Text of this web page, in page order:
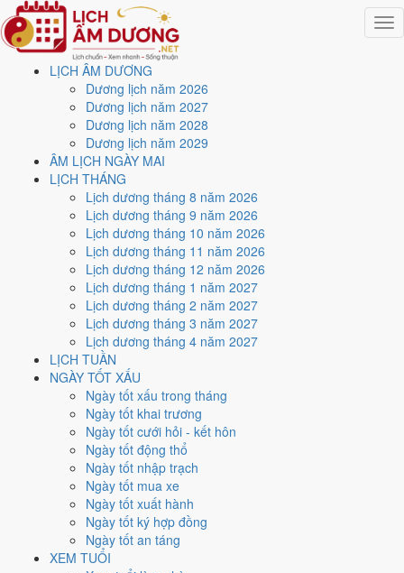
LỊCH ÂM DƯƠNG
Dương lịch năm 2026
Dương lịch năm 2027
Dương lịch năm 2028
Dương lịch năm 2029
ÂM LỊCH NGÀY MAI
LỊCH THÁNG
Lịch dương tháng 8 năm 2026
Lịch dương tháng 9 năm 2026
Lịch dương tháng 10 năm 2026
Lịch dương tháng 11 năm 2026
Lịch dương tháng 12 năm 2026
Lịch dương tháng 1 năm 2027
Lịch dương tháng 2 năm 2027
Lịch dương tháng 3 năm 2027
Lịch dương tháng 4 năm 2027
LỊCH TUẦN
NGÀY TỐT XẤU
Ngày tốt xấu trong tháng
Ngày tốt khai trương
Ngày tốt cưới hỏi - kết hôn
Ngày tốt động thổ
Ngày tốt nhập trạch
Ngày tốt mua xe
Ngày tốt xuất hành
Ngày tốt ký hợp đồng
Ngày tốt an táng
XEM TUỔI
Trang chủ
Lịch năm 2027
Tháng 8/2027
Ngày 10/8/2027 (Tân Dậu)
Xem ngày10/8/2027
lịch - Ngày 9/7 âm lịch (Tân
Dậu) tốt hay xấu?
Ngày 10/8/2027 dương lịch (Thứ Ba) là ngày 9/7/2027 âm lịch
Tân Dậu - Cùng hành, Trực Trừ, Sao Chủy, nạp âm Thạch Lựu
Mộc. Tổng hòa, đây làNgày Hung với điểm trung bình
việc quan trọng. Giờ Hoàng Đạo trong ngày:Tý, Dần, Mão, Ngọ, Mùi,
Ngày Dương
Tháng 8 năm 2027
Tháng 7 âm năm 2027
Tiết Lập Thu
Mậu Tý